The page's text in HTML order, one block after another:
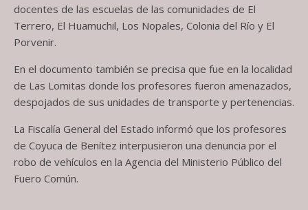
docentes de las escuelas de las comunidades de El
Terrero, El Huamuchil, Los Nopales, Colonia del Río y El
Porvenir.
En el documento también se precisa que fue en la localidad
de Las Lomitas donde los profesores fueron amenazados,
despojados de sus unidades de transporte y pertenencias.
La Fiscalía General del Estado informó que los profesores
de Coyuca de Benítez interpusieron una denuncia por el
robo de vehículos en la Agencia del Ministerio Público del
Fuero Común.